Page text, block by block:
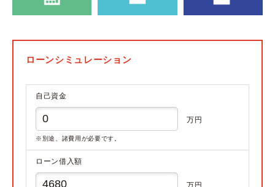
ローンシミュレーション
自己資金
万円
※別途、諸費用が必要です。
ローン借入額
万円